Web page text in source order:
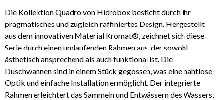
Die Kollektion Quadro von Hidrobox besticht durch ihr
pragmatisches und zugleich raffiniertes Design. Hergestellt
aus dem innovativen Material Kromat®, zeichnet sich diese
Serie durch einen umlaufenden Rahmen aus, der sowohl
ästhetisch ansprechend als auch funktional ist. Die
Duschwannen sind in einem Stück gegossen, was eine nahtlose
Optik und einfache Installation ermöglicht. Der integrierte
Rahmen erleichtert das Sammeln und Entwässern des Wassers,